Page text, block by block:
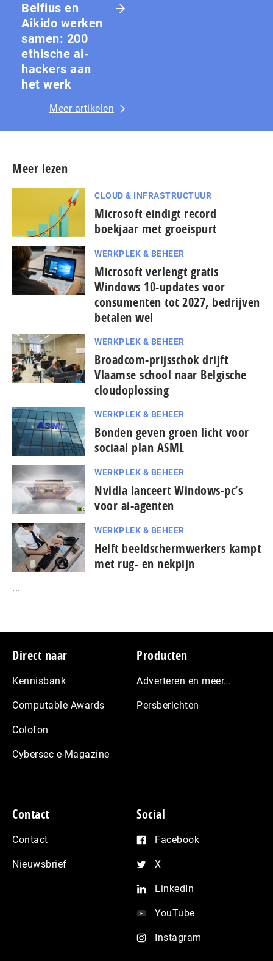
Belfius en
Aikido werken
samen: 200
ethische ai-
hackers aan
het werk
Meer artikelen
Meer lezen
CLOUD & INFRASTRUCTUUR
Microsoft eindigt record
boekjaar met groeispurt
WERKPLEK & BEHEER
Microsoft verlengt gratis
Windows 10-updates voor
consumenten tot 2027, bedrijven
betalen wel
WERKPLEK & BEHEER
Broadcom-prijsschok drijft
Vlaamse school naar Belgische
cloudoplossing
WERKPLEK & BEHEER
Bonden geven groen licht voor
sociaal plan ASML
WERKPLEK & BEHEER
Nvidia lanceert Windows-pc’s
voor ai-agenten
WERKPLEK & BEHEER
Helft beeldschermwerkers kampt
met rug- en nekpijn
...
Footer
Direct naar
Kennisbank
Computable Awards
Colofon
Cybersec e-Magazine
Producten
Adverteren en meer…
Persberichten
Contact
Contact
Nieuwsbrief
Social
Facebook
X
LinkedIn
YouTube
Instagram